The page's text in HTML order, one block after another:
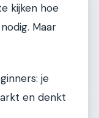
kijken hoe
Maar
je
en denkt